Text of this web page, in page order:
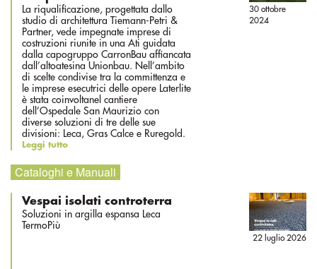
La riqualificazione, progettata dallo
studio di architettura Tiemann-Petri &
Partner, vede impegnate imprese di
costruzioni riunite in una Ati guidata
dalla capogruppo CarronBau affiancata
dall’altoatesina Unionbau. Nell’ambito
di scelte condivise tra la committenza e
le imprese esecutrici delle opere Laterlite
è stata coinvoltanel cantiere
dell’Ospedale San Maurizio con
diverse soluzioni di tre delle sue
divisioni: Leca, Gras Calce e Ruregold.
Leggi tutto
30 ottobre
2024
Cataloghi e Manuali
Vespai isolati controterra
Soluzioni in argilla espansa Leca
TermoPiù
22 luglio 2026